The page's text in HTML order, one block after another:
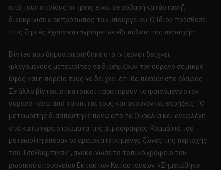
από τους οποίους οι τρεις είναι σε σοβαρή κατάσταση”,
διευκρίνισε ο εκπρόσωπος του υπουργείου. Ο ίδιος πρόσθεσε
πως ζημιές έχουν καταγραφεί σε έξι πόλεις της περιοχής.
Βίντεο που δημοσιοποιήθηκε στο ίντερνετ δείχνει
φλεγόμενους μετεωρίτες να διασχίζουν τον ουρανό σε μικρό
ύψος και η πορεία τους να δείχνει ότι θα πέσουν στο έδαφος.
Σε άλλο βίντεο, οι κάτοικοι παρατηρούν το φαινόμενο στον
ουρανό πάνω από τα σπίτια τους και ακούγονται εκρήξεις. “Ο
μετεωρίτης διασπάστηκε πάνω από τα Ουράλια και ανεφλέγη
στα κατώτερα στρώματα της ατμόσφαιρας. Κομμάτια του
μετεωρίτη έπεσαν σε αραιοκατοικημένες ζώνες της περιοχής
του Τσελύαμπινσκ”, ανακοίνωσε το τοπικό γραφείο του
ρωσικού υπουργείου Εκτάκτων Καταστάσεων. «Σημειώθηκε